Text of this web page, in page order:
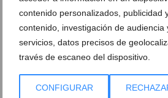
contenido personalizados, publicidad
contenido, investigación de audiencia
servicios, datos precisos de
través de escaneo del dispositivo.
CONFIGURAR
Ver promociones